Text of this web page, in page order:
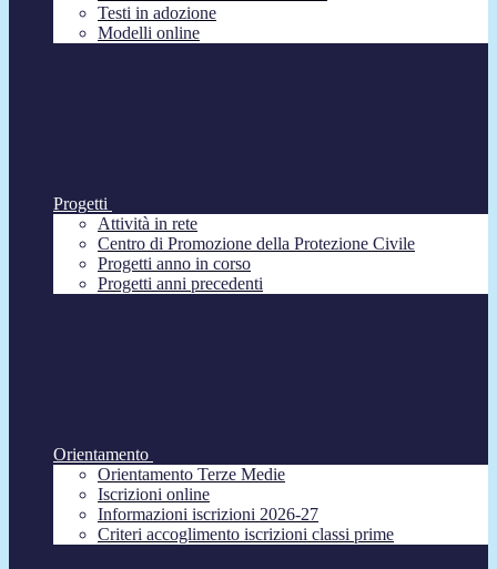
Testi in adozione
Modelli online
Progetti
Attività in rete
Centro di Promozione della Protezione Civile
Progetti anno in corso
Progetti anni precedenti
Orientamento
Orientamento Terze Medie
Iscrizioni online
Informazioni iscrizioni 2026-27
Criteri accoglimento iscrizioni classi prime